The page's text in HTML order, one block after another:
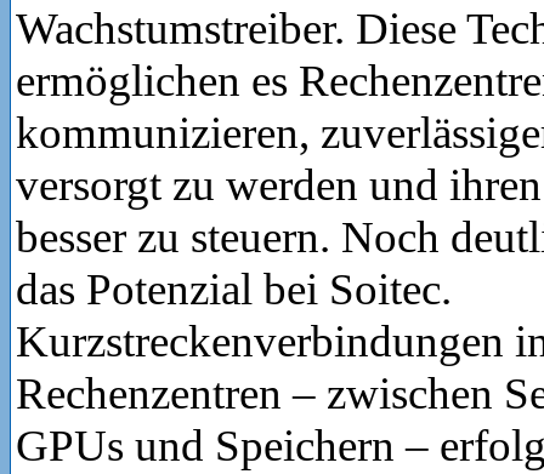
Wachstumstreiber. Diese
ermöglichen es
kommunizieren,
versorgt zu werden und
besser zu steuern. Noch
das Potenzial bei Soitec.
Kurzstreckenverbindungen
Rechenzentren – zwischen
GPUs und Speichern –